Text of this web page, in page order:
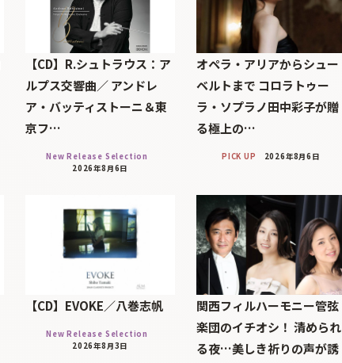
【CD】R.シュトラウス：ア
ルプス交響曲／ アンドレ
ア・バッティストーニ＆東
京フ…
New Release Selection
2026年8月6日
オペラ・アリアからシュー
ベルトまで コロラトゥー
ラ・ソプラノ田中彩子が贈
る極上の…
PICK UP 2026年8月6日
【CD】EVOKE／八巻志帆
New Release Selection
2026年8月3日
関西フィルハーモニー管弦
楽団のイチオシ！ 清められ
る夜…美しき祈りの声が誘